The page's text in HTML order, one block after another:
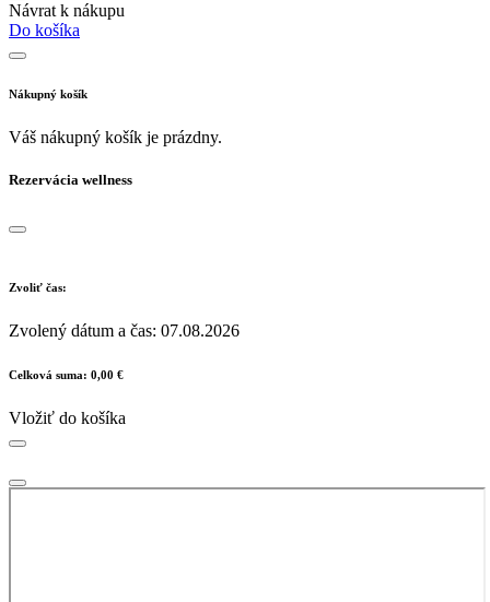
Návrat k nákupu
Do košíka
Nákupný košík
Váš nákupný košík je prázdny.
Rezervácia wellness
Zvoliť čas:
Zvolený dátum a čas: 07.08.2026
Celková suma: 0,00 €
Vložiť do košíka